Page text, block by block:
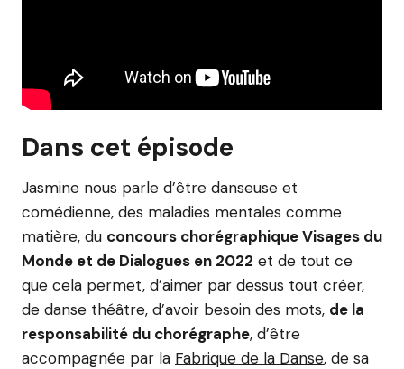
Dans cet épisode
Jasmine nous parle d’être danseuse et
comédienne, des maladies mentales comme
matière, du concours chorégraphique Visages du
Monde et de Dialogues en 2022 et de tout ce
que cela permet, d’aimer par dessus tout créer,
de danse théâtre, d’avoir besoin des mots, de la
responsabilité du chorégraphe, d’être
accompagnée par la Fabrique de la Danse, de sa